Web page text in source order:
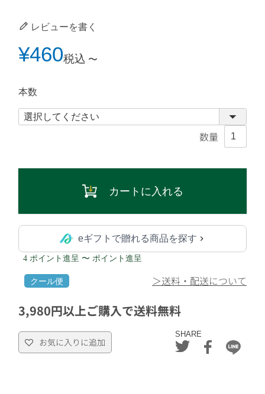
レビューを書く
¥460税込 〜
本数
カートに入れる
eギフトで贈れる商品を探す
4 ポイント進呈 〜 ポイント進呈
クール便 ＞送料・配送について
3,980円以上ご購入で送料無料
お気に入りに追加
SHARE